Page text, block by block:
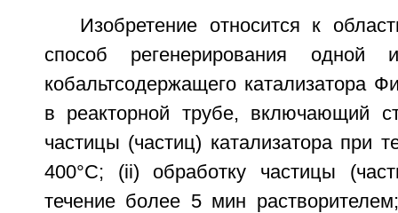
Изобретение относится к
способ регенерирования одной
кобальтсодержащего катализатора
в реакторной трубе, включающий
частицы (частиц) катализатора при
400°C; (ii) обработку частицы
течение более 5 мин